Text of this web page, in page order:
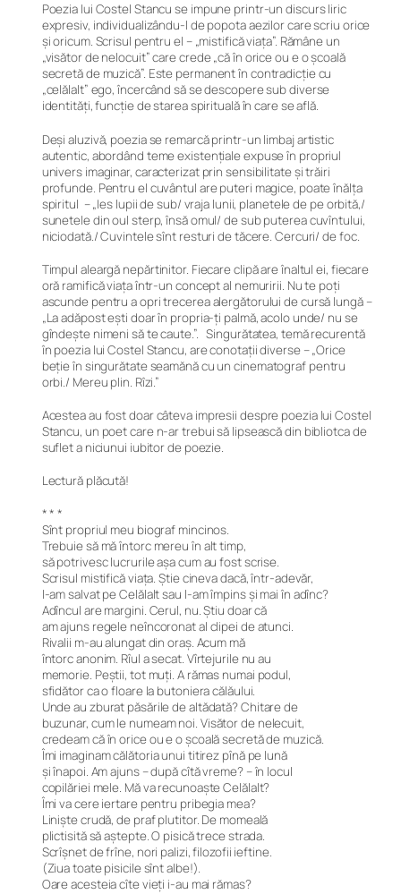
Poezia lui Costel Stancu se impune printr-un discurs liric
expresiv, individualizându-l de popota aezilor care scriu orice
și oricum. Scrisul pentru el – „mistifică viața”. Rămâne un
„visător de nelocuit” care crede „că în orice ou e o școală
secretă de muzică”. Este permanent în contradicție cu
„celălalt” ego, încercând să se descopere sub diverse
identități, funcție de starea spirituală în care se află.
Deși aluzivă, poezia se remarcă printr-un limbaj artistic
autentic, abordând teme existențiale expuse în propriul
univers imaginar, caracterizat prin sensibilitate și trăiri
profunde. Pentru el cuvântul are puteri magice, poate înălța
spiritul – „Ies lupii de sub/ vraja lunii, planetele de pe orbită,/
sunetele din oul sterp, însă omul/ de sub puterea cuvîntului,
niciodată./ Cuvintele sînt resturi de tăcere. Cercuri/ de foc.
Timpul aleargă nepărtinitor. Fiecare clipă are înaltul ei, fiecare
oră ramifică viața într-un concept al nemuririi. Nu te poți
ascunde pentru a opri trecerea alergătorului de cursă lungă –
„La adăpost ești doar în propria-ți palmă, acolo unde/ nu se
gîndește nimeni să te caute.”. Singurătatea, temă recurentă
în poezia lui Costel Stancu, are conotații diverse – „Orice
beție în singurătate seamănă cu un cinematograf pentru
orbi./ Mereu plin. Rîzi.”
Acestea au fost doar câteva impresii despre poezia lui Costel
Stancu, un poet care n-ar trebui să lipsească din bibliotca de
suflet a niciunui iubitor de poezie.
Lectură plăcută!
* * *
Sînt propriul meu biograf mincinos.
Trebuie să mă întorc mereu în alt timp,
să potrivesc lucrurile așa cum au fost scrise.
Scrisul mistifică viața. Știe cineva dacă, într-adevăr,
l-am salvat pe Celălalt sau l-am împins și mai în adînc?
Adîncul are margini. Cerul, nu. Știu doar că
am ajuns regele neîncoronat al clipei de atunci.
Rivalii m-au alungat din oraș. Acum mă
întorc anonim. Rîul a secat. Vîrtejurile nu au
memorie. Peștii, tot muți. A rămas numai podul,
sfidător ca o floare la butoniera călăului.
Unde au zburat păsările de altădată? Chitare de
buzunar, cum le numeam noi. Visător de nelecuit,
credeam că în orice ou e o școală secretă de muzică.
Îmi imaginam călătoria unui titirez pînă pe lună
și înapoi. Am ajuns – după cîtă vreme? – în locul
copilăriei mele. Mă va recunoaște Celălalt?
Îmi va cere iertare pentru pribegia mea?
Liniște crudă, de praf plutitor. De momeală
plictisită să aștepte. O pisică trece strada.
Scrîșnet de frîne, nori palizi, filozofii ieftine.
(Ziua toate pisicile sînt albe!).
Oare acesteia cîte vieți i-au mai rămas?